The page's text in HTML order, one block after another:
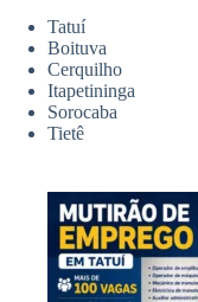
Tatuí
Boituva
Cerquilho
Itapetininga
Sorocaba
Tietê